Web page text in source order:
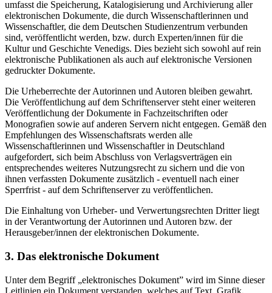
umfasst die Speicherung, Katalogisierung und Archivierung aller
elektronischen Dokumente, die durch Wissenschaftlerinnen und
Wissenschaftler, die dem Deutschen Studienzentrum verbunden
sind, veröffentlicht werden, bzw. durch Experten/innen für die
Kultur und Geschichte Venedigs. Dies bezieht sich sowohl auf rein
elektronische Publikationen als auch auf elektronische Versionen
gedruckter Dokumente.
Die Urheberrechte der Autorinnen und Autoren bleiben gewahrt.
Die Veröffentlichung auf dem Schriftenserver steht einer weiteren
Veröffentlichung der Dokumente in Fachzeitschriften oder
Monografien sowie auf anderen Servern nicht entgegen. Gemäß den
Empfehlungen des Wissenschaftsrats werden alle
Wissenschaftlerinnen und Wissenschaftler in Deutschland
aufgefordert, sich beim Abschluss von Verlagsverträgen ein
entsprechendes weiteres Nutzungsrecht zu sichern und die von
ihnen verfassten Dokumente zusätzlich - eventuell nach einer
Sperrfrist - auf dem Schriftenserver zu veröffentlichen.
Die Einhaltung von Urheber- und Verwertungsrechten Dritter liegt
in der Verantwortung der Autorinnen und Autoren bzw. der
Herausgeber/innen der elektronischen Dokumente.
3. Das elektronische Dokument
Unter dem Begriff „elektronisches Dokument” wird im Sinne dieser
Leitlinien ein Dokument verstanden, welches auf Text, Grafik,